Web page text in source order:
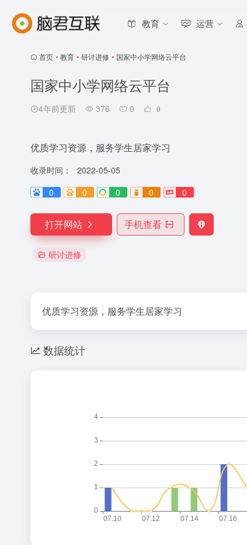
教育 运营
首页 • 教育 • 研讨进修 • 国家中小学网络云平台
国家中小学网络云平台
4年前更新 376 0 0
优质学习资源，服务学生居家学习
收录时间：
2022-05-05
0
0 0 0 0
打开网站 手机查看
研讨进修
优质学习资源，服务学生居家学习
数据统计